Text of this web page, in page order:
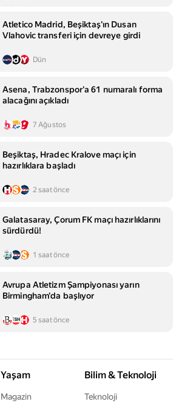
Atletico Madrid, Beşiktaş'ın Dusan
Vlahovic transferi için devreye girdi
Dün
Asena, Trabzonspor'a 61 numaralı forma
alacağını açıkladı
7 Ağustos
Beşiktaş, Hradec Kralove maçı için
hazırlıklara başladı
2 saat önce
Galatasaray, Çorum FK maçı hazırlıklarını
sürdürdü!
1 saat önce
Avrupa Atletizm Şampiyonası yarın
Birmingham'da başlıyor
5 saat önce
Yaşam
Magazin
Bilim & Teknoloji
Teknoloji